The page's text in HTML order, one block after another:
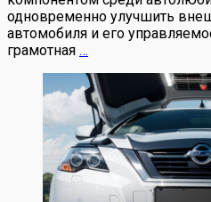
одновременно улучшить
автомобиля и его
грамотная …